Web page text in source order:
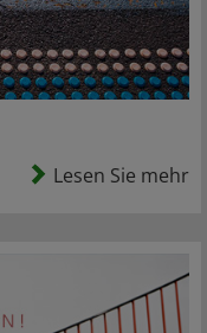
Lesen Sie mehr